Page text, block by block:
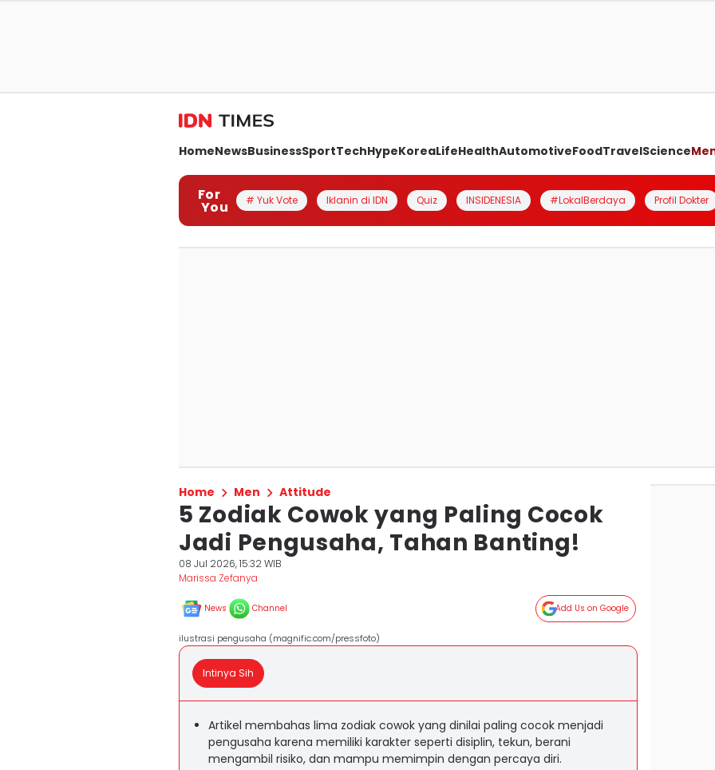
HomeNewsBusinessSportTechHypeKoreaLifeHealthAutomotiveFoodTravelScience
For
You # Yuk Vote Iklanin di IDN Quiz INSIDENESIA #LokalBerdaya Profil Dokter
Home Men Attitude
5 Zodiak Cowok yang Paling Cocok
Jadi Pengusaha, Tahan Banting!
08 Jul 2026, 15:32 WIB
Marissa Zefanya
News Channel Add Us on Google
ilustrasi pengusaha (magnific.com/pressfoto)
Intinya Sih
Artikel membahas lima zodiak cowok yang dinilai paling cocok menjadi
pengusaha karena memiliki karakter seperti disiplin, tekun, berani
mengambil risiko, dan mampu memimpin dengan percaya diri.